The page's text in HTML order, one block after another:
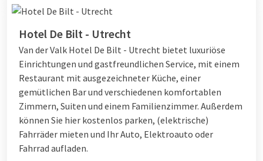
Hotel De Bilt - Utrecht
Van der Valk Hotel De Bilt - Utrecht bietet luxuriöse
Einrichtungen und gastfreundlichen Service, mit einem
Restaurant mit ausgezeichneter Küche, einer
gemütlichen Bar und verschiedenen komfortablen
Zimmern, Suiten und einem Familienzimmer. Außerdem
können Sie hier kostenlos parken, (elektrische)
Fahrräder mieten und Ihr Auto, Elektroauto oder
Fahrrad aufladen.